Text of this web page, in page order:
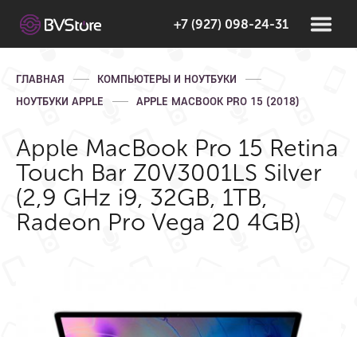
+7 (927) 098-24-31
ГЛАВНАЯ
КОМПЬЮТЕРЫ И НОУТБУКИ
НОУТБУКИ APPLE
APPLE MACBOOK PRO 15 (2018)
Apple MacBook Pro 15 Retina
Touch Bar Z0V3001LS Silver
(2,9 GHz i9, 32GB, 1TB,
Radeon Pro Vega 20 4GB)